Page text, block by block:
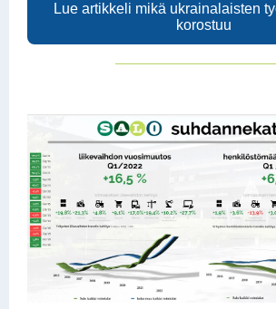
Lue artikkeli mikä ukrainalaisten
korostuu